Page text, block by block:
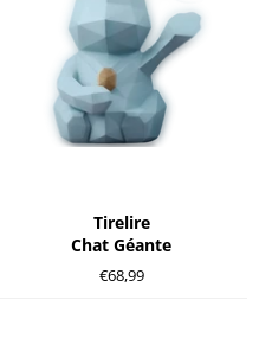
Tirelire
Chat Géante
Prix
€68,99